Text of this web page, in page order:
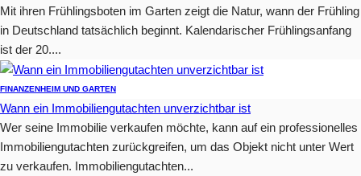
Mit ihren Frühlingsboten im Garten zeigt die Natur, wann der Frühling
in Deutschland tatsächlich beginnt. Kalendarischer Frühlingsanfang
ist der 20....
FINANZEN HEIM UND GARTEN
Wann ein Immobiliengutachten unverzichtbar ist
Wer seine Immobilie verkaufen möchte, kann auf ein professionelles
Immobiliengutachten zurückgreifen, um das Objekt nicht unter Wert
zu verkaufen. Immobiliengutachten...